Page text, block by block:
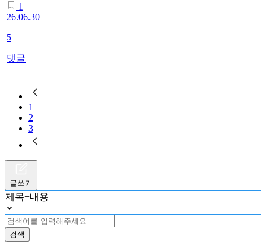
1
26.06.30
5
댓글
1
2
3
글쓰기
제목+내용
검색